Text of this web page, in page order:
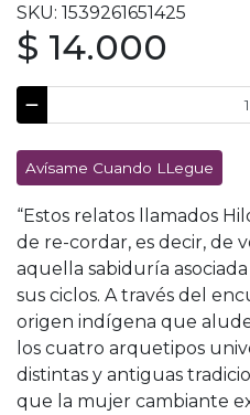
SKU: 1539261651425
$ 14.000
Avísame Cuando LLegue
“Estos relatos llamados
de re-cordar, es decir, de
aquella sabiduría
sus ciclos. A través del
origen indígena que
los cuatro arquetipos
distintas y antiguas
que la mujer cambiante